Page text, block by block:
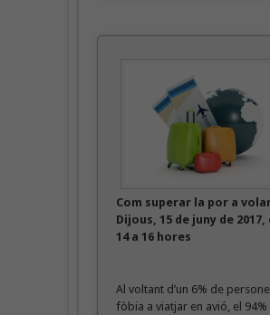
Com superar la por a
Dijous, 15 de juny de 2017,
14 a 16 hores
Al voltant d’un 6% de
fòbia a viatjar en avió, el 94%